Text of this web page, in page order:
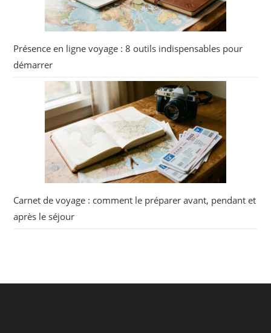
Présence en ligne voyage : 8 outils indispensables pour
démarrer
Carnet de voyage : comment le préparer avant, pendant et
après le séjour